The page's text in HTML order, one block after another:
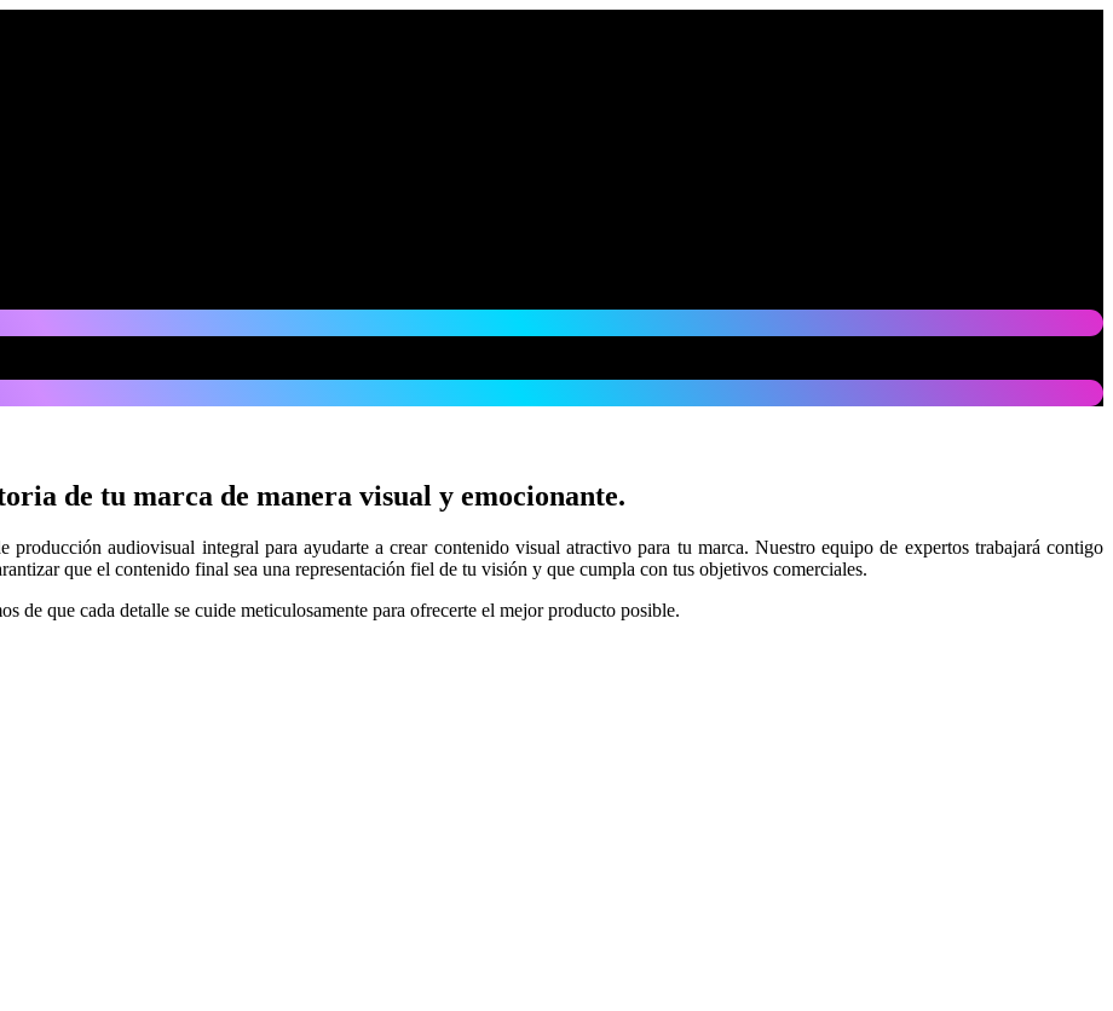
de tu marca de manera visual y emocionante.
audiovisual integral para ayudarte a crear contenido visual atractivo para tu marca. Nuestro equipo de expertos trabajará contigo
que el contenido final sea una representación fiel de tu visión y que cumpla con tus objetivos comerciales.
de que cada detalle se cuide meticulosamente para ofrecerte el mejor producto posible.